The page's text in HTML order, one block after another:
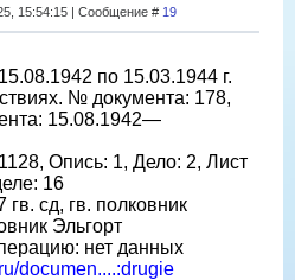
15:54:15 | Сообщение # 19
по 15.03.1944 г.
№ документа: 178,
15.08.1942—
Опись: 1, Дело: 2, Лист
16
сд, гв. полковник
Эльгорт
нет данных
documen....:drugie